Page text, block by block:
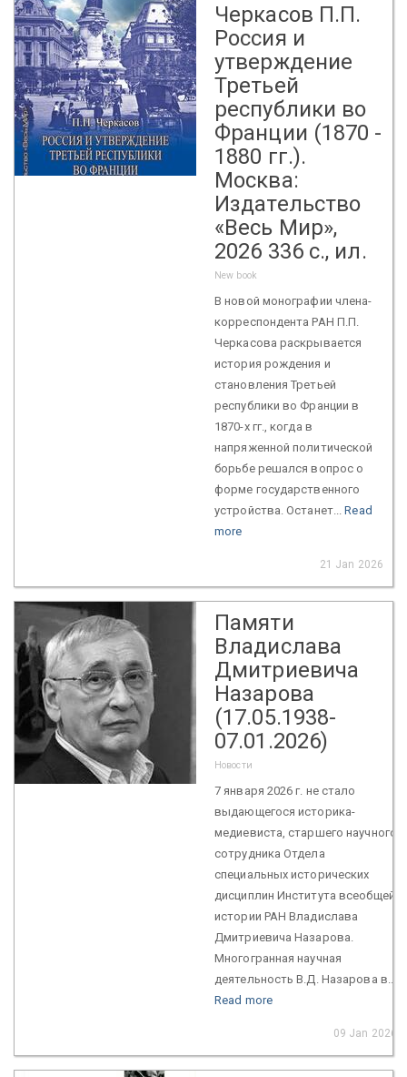
Черкасов П.П.
Россия и
утверждение
Третьей
республики во
Франции (1870 -
1880 гг.).
Москва:
Издательство
«Весь Мир»,
2026 336 с., ил.
New book
В новой монографии члена-
корреспондента РАН П.П.
Черкасова раскрывается
история рождения и
становления Третьей
республики во Франции в
1870-х гг., когда в
напряженной политической
борьбе решался вопрос о
форме государственного
устройства. Останет...Read
more
21 Jan 2026
Памяти
Владислава
Дмитриевича
Назарова
(17.05.1938-
07.01.2026)
Новости
7 января 2026 г. не стало
выдающегося историка-
медиевиста, старшего научного
сотрудника Отдела
специальных исторических
дисциплин Института всеобщей
истории РАН Владислава
Дмитриевича Назарова.
Многогранная научная
деятельность В.Д. Назарова в...
Read more
09 Jan 2026